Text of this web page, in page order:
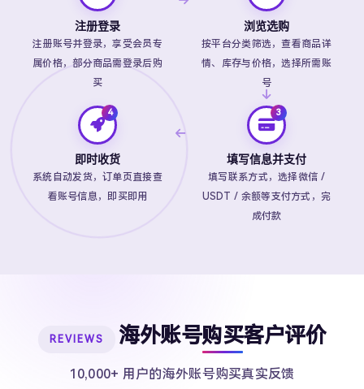
注册登录
注册账号并登录，享受会员专
属价格，部分商品需登录后购
买
浏览选购
按平台分类筛选，查看商品详
情、库存与价格，选择所需账
号
填写信息并支付
填写联系方式，选择微信 /
USDT / 余额等支付方式，完
成付款
即时收货
系统自动发货，订单页直接查
看账号信息，即买即用
REVIEWS 海外账号购买客户评价
10,000+ 用户的海外账号购买真实反馈